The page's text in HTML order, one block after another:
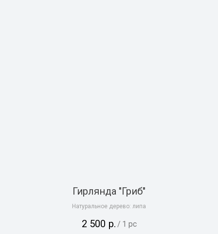
Гирлянда "Гриб"
Натуральное дерево: липа
2 500 р. / 1 pc